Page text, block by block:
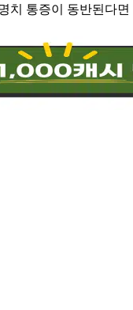
치 통증이 동반된다